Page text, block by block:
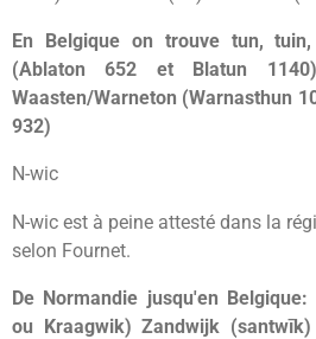
En Belgique on trouve tun,
(Ablaton 652 et Blatun
Waasten/Warneton (Warnasthun
932)
N-wic
N-wic est à peine attesté dans la
selon Fournet.
De Normandie jusqu'en
ou Kraagwik) Zandwijk